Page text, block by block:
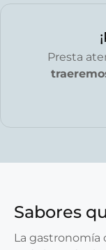
Presta
Sabores
La gastronomía